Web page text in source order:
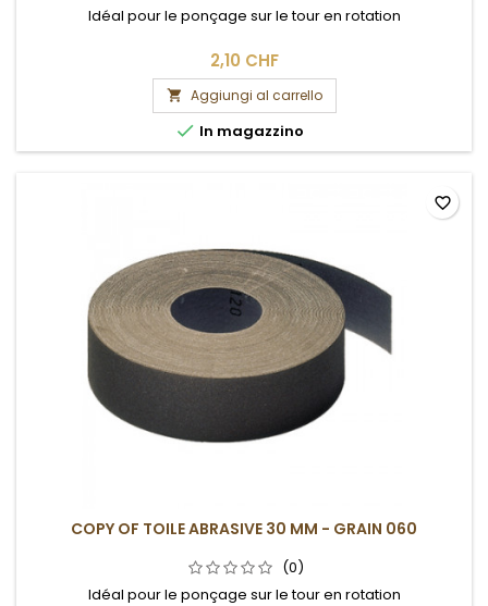
Idéal pour le ponçage sur le tour en rotation
2,10 CHF
 Aggiungi al carrello
 In magazzino
COPY OF TOILE ABRASIVE 30 MM - GRAIN 060
(0)
Idéal pour le ponçage sur le tour en rotation
favorite_border